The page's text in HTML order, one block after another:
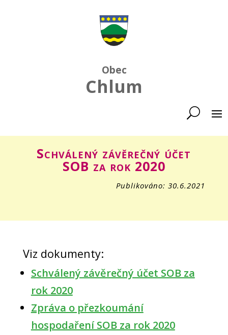
Obec
Chlum
Schválený závěrečný účet
SOB za rok 2020
Publikováno: 30.6.2021
Viz dokumenty:
Schválený závěrečný účet SOB za
rok 2020
Zpráva o přezkoumání
hospodaření SOB za rok 2020